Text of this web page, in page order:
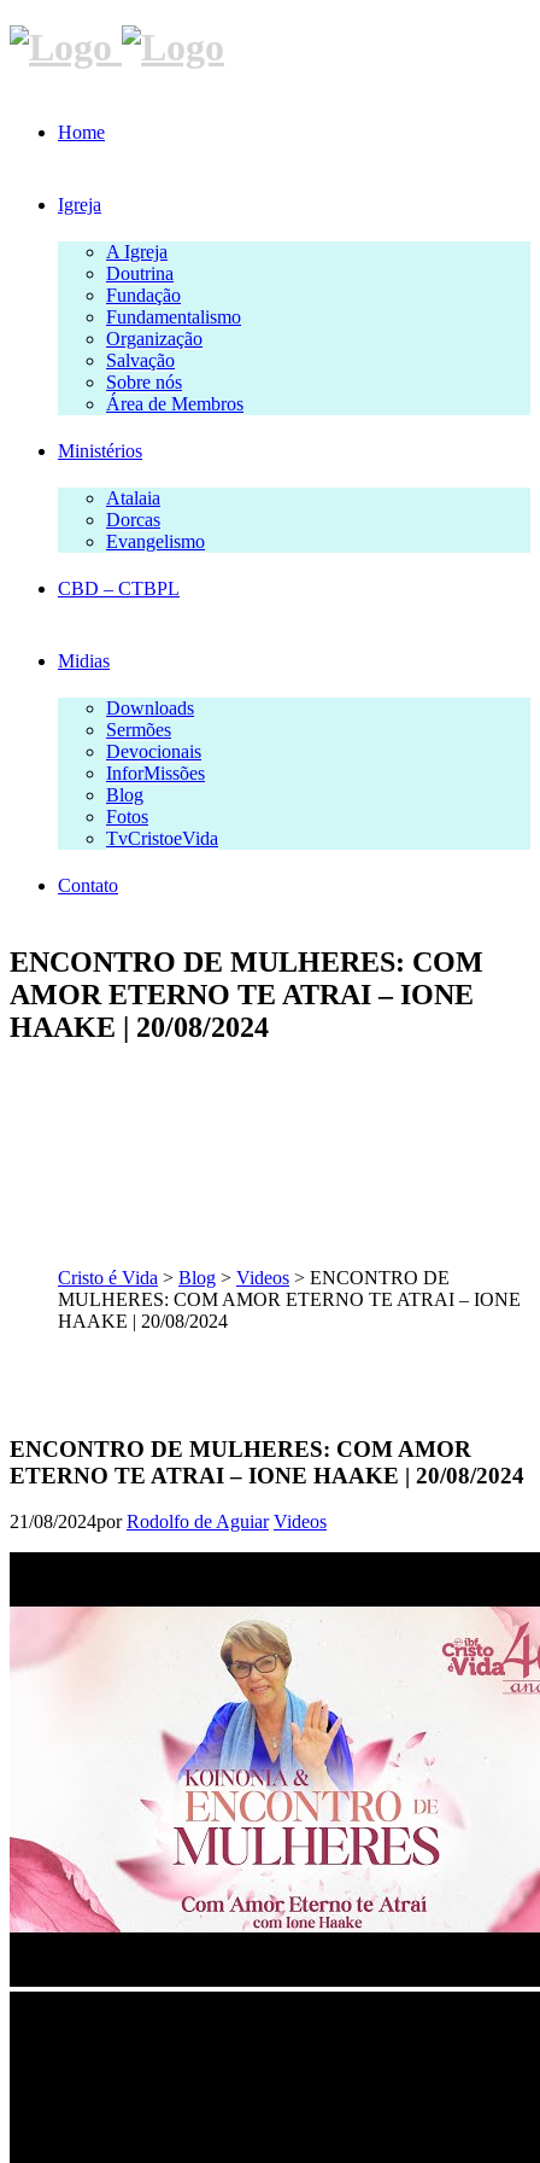
Home
Igreja
A Igreja
Doutrina
Fundação
Fundamentalismo
Organização
Salvação
Sobre nós
Área de Membros
Ministérios
Atalaia
Dorcas
Evangelismo
CBD – CTBPL
Midias
Downloads
Sermões
Devocionais
InforMissões
Blog
Fotos
TvCristoeVida
Contato
ENCONTRO DE MULHERES: COM
AMOR ETERNO TE ATRAI – IONE
HAAKE | 20/08/2024
Cristo é Vida > Blog > Videos > ENCONTRO DE
MULHERES: COM AMOR ETERNO TE ATRAI – IONE
HAAKE | 20/08/2024
ENCONTRO DE MULHERES: COM AMOR
ETERNO TE ATRAI – IONE HAAKE | 20/08/2024
21/08/2024porRodolfo de Aguiar Videos